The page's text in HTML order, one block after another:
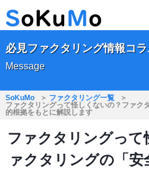
必見ファクタリング情報コ
Message
SoKuMo
ファクタリング一覧
ファクタリングって怪しくないの？ファク
的根拠をもとに解説します
ファクタリングって
ァクタリングの「